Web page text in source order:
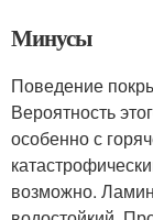
Минусы
Поведение
Вероятность
особенно с
возможно.